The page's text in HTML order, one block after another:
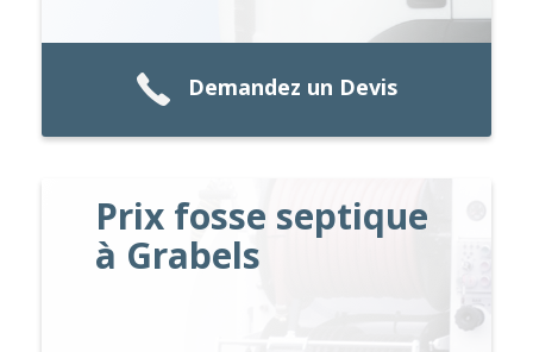
Demandez un Devis
Prix fosse septique
à Grabels